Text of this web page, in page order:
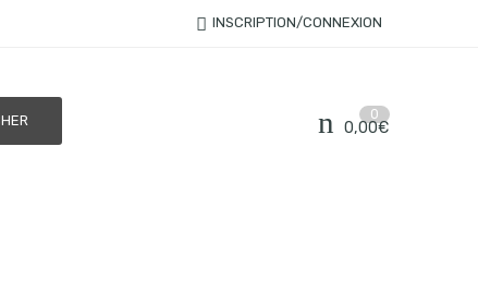
INSCRIPTION/CONNEXION
0
0,00€